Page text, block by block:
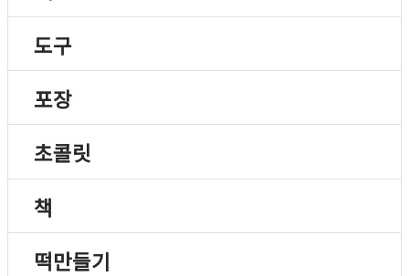
도구
포장
초콜릿
책
떡만들기